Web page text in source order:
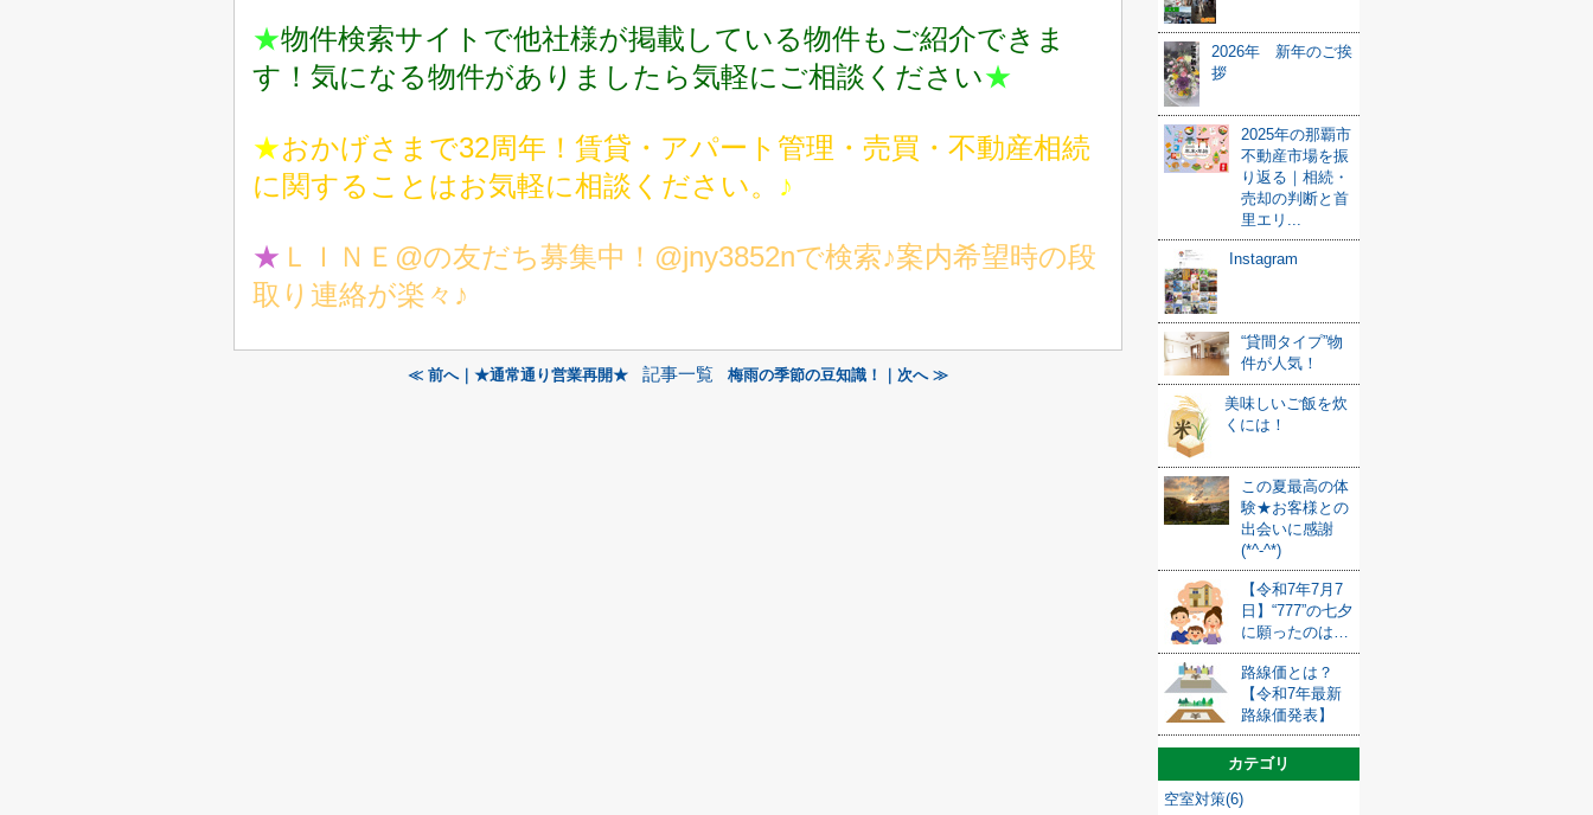
★物件検索サイトで他社様が掲載している物件もご紹介できま
す！気になる物件がありましたら気軽にご相談ください★
★おかげさまで32周年！賃貸・アパート管理・売買・不動産相続
に関することはお気軽に相談ください。 ♪
★ ＬＩＮＥ@の友だち募集中！@jny3852nで検索♪案内希望時の段
取り連絡が楽々♪
≪ 前へ｜★通常通り営業再開★ 記事一覧 梅雨の季節の豆知識！｜次へ ≫
2026年 新年のご挨
拶
2025年の那覇市
不動産市場を振
り返る｜相続・
売却の判断と首
里エリ...
Instagram
“貸間タイプ”物
件が人気！
美味しいご飯を炊
くには！
この夏最高の体
験★お客様との
出会いに感謝
(*^-^*)
【令和7年7月7
日】“777”の七夕
に願ったのは…
路線価とは？
【令和7年最新
路線価発表】
カテゴリ
空室対策(6)